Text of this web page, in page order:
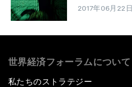
2017年06月22日
世界経済フォーラムについて
私たちのストラテジー